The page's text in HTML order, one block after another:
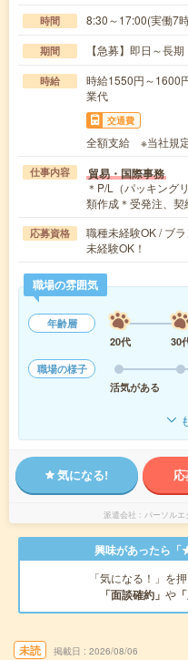
時間 8:30～17:00(実働7
期間 【急募】即日～長期
時給
時給1550円～1600
業代
交通費
全額支給 ※当社規
仕事内容 貿易・国際事務
＊P/L（パッキング
類作成＊受発注、
応募資格
職種未経験OK / ブ
未経験OK！
職場の雰囲気
年齢層
20代
30
職場の様子
活気がある
気になる!
派遣会社 パーソルエ
興味があったら「
「気になる！」を
「面談確約」 や
未読 掲載日 2026/08/06